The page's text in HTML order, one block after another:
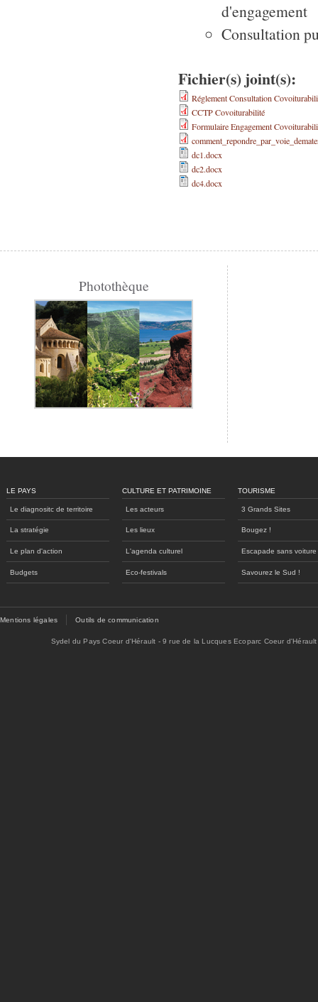
d'engagement
Consultation
Fichier(s) joint(s):
Réglement Consultation
CCTP Covoiturabilité
Formulaire Engagement
dc1.docx
dc2.docx
dc4.docx
Photothèque
LE PAYS
Le diagnositc de territoire
La stratégie
Le plan d'action
Budgets
CULTURE ET PATRIMOINE
Les acteurs
Les lieux
L'agenda culturel
Eco-festivals
TOURISME
3 Grands Sites
Bougez !
Escapade sans voiture
Savourez le Sud !
Mentions légales Outils de communication
Sydel du Pays Coeur d'Hérault - 9 rue de la Lucques Ecoparc Coeur